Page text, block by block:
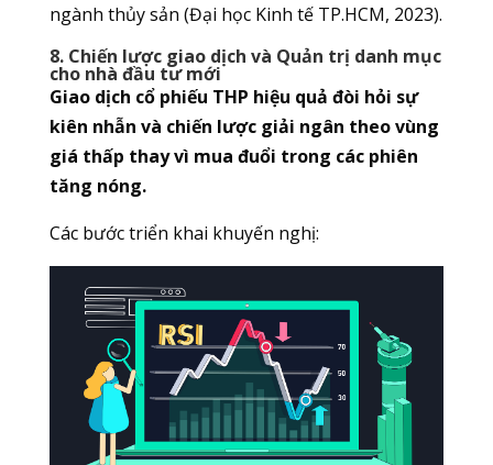
ngành thủy sản (Đại học Kinh tế TP.HCM, 2023).
8. Chiến lược giao dịch và Quản trị danh mục
cho nhà đầu tư mới
Giao dịch cổ phiếu THP hiệu quả đòi hỏi sự
kiên nhẫn và chiến lược giải ngân theo vùng
giá thấp thay vì mua đuổi trong các phiên
tăng nóng.
Các bước triển khai khuyến nghị: